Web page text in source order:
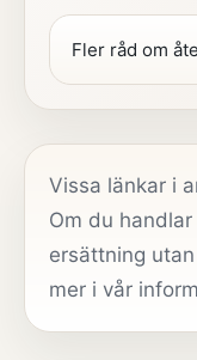
Fler råd om
Vissa länkar i
Om du
ersättning
mer i vår